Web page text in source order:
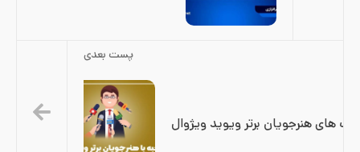
پست بعدی
های هنرجویان برتر ویوید ویژوال